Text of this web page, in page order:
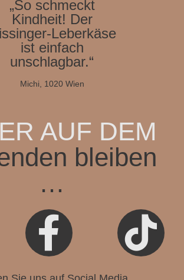
„So schmeckt
Kindheit! Der
Leberkäse
ist einfach
unschlagbar.“
Michi, 1020 Wien
AUF DEM
bleiben
…
 